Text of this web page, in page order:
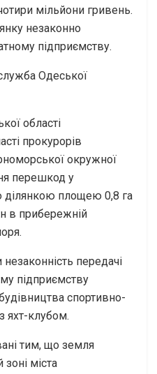
мільйони гривень.
незаконно
підприємству.
Одеської
області
прокурорів
окружної
перешкод у
ділянкою площею 0,8 га
в прибережній
передачі
підприємству
спортивно-
яхт-клубом.
тим, що земля
міста